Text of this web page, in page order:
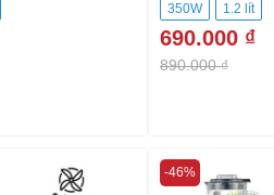
350W 1.2 lít
690.000 ₫
890.000 ₫
-46%